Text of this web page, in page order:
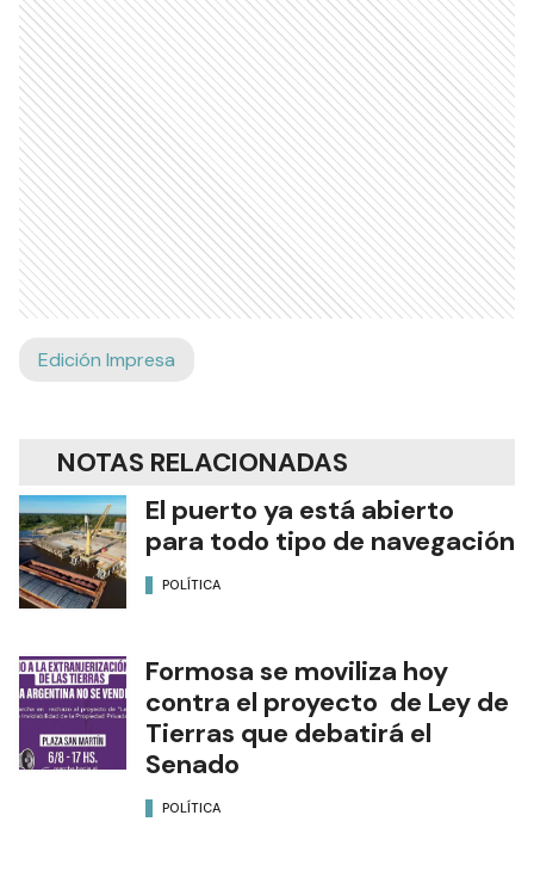
Edición Impresa
NOTAS RELACIONADAS
El puerto ya está abierto
para todo tipo de navegación
POLÍTICA
Formosa se moviliza hoy
contra el proyecto de Ley de
Tierras que debatirá el
Senado
POLÍTICA